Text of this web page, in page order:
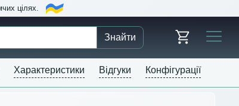
цілях.
Знайти
Характеристики Відгуки Конфігурації